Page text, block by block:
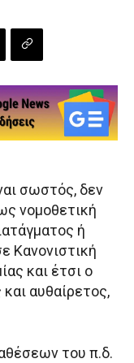
σωστός, δεν
νομοθετική
ή
Κανονιστική
και έτσι ο
αυθαίρετος,
του π.δ.